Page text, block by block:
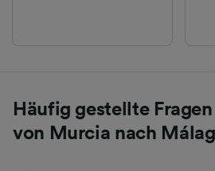
Häufig gestellte
von Murcia nach